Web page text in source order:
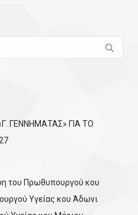
ΓΕΝΝΗΜΑΤΑΣ» ΓΙΑ ΤΟ
του Πρωθυπουργού κου
Υγείας κου Άδωνι